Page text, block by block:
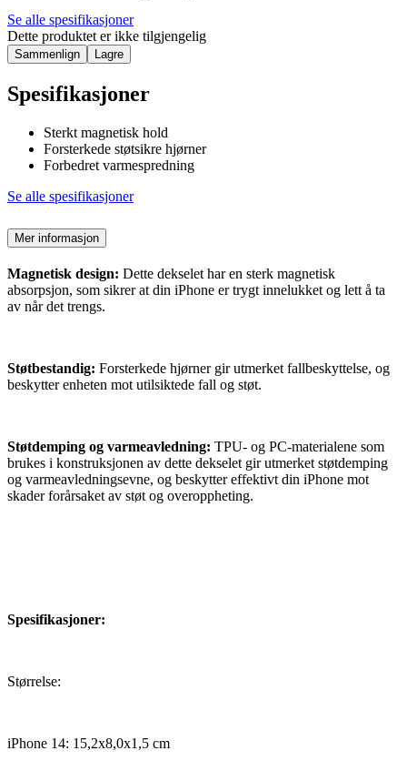
Se alle spesifikasjoner
Dette produktet er ikke tilgjengelig
Sammenlign Lagre
Spesifikasjoner
Sterkt magnetisk hold
Forsterkede støtsikre hjørner
Forbedret varmespredning
Se alle spesifikasjoner
Mer informasjon
Magnetisk design: Dette dekselet har en sterk magnetisk
absorpsjon, som sikrer at din iPhone er trygt innelukket og lett å ta
av når det trengs.
Støtbestandig: Forsterkede hjørner gir utmerket fallbeskyttelse, og
beskytter enheten mot utilsiktede fall og støt.
Støtdemping og varmeavledning: TPU- og PC-materialene som
brukes i konstruksjonen av dette dekselet gir utmerket støtdemping
og varmeavledningsevne, og beskytter effektivt din iPhone mot
skader forårsaket av støt og overoppheting.
Spesifikasjoner:
Størrelse:
iPhone 14: 15,2x8,0x1,5 cm